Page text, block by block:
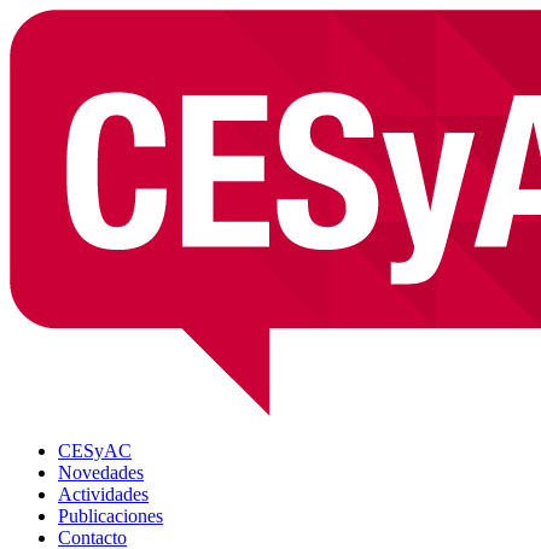
CESyAC
Novedades
Actividades
Publicaciones
Contacto